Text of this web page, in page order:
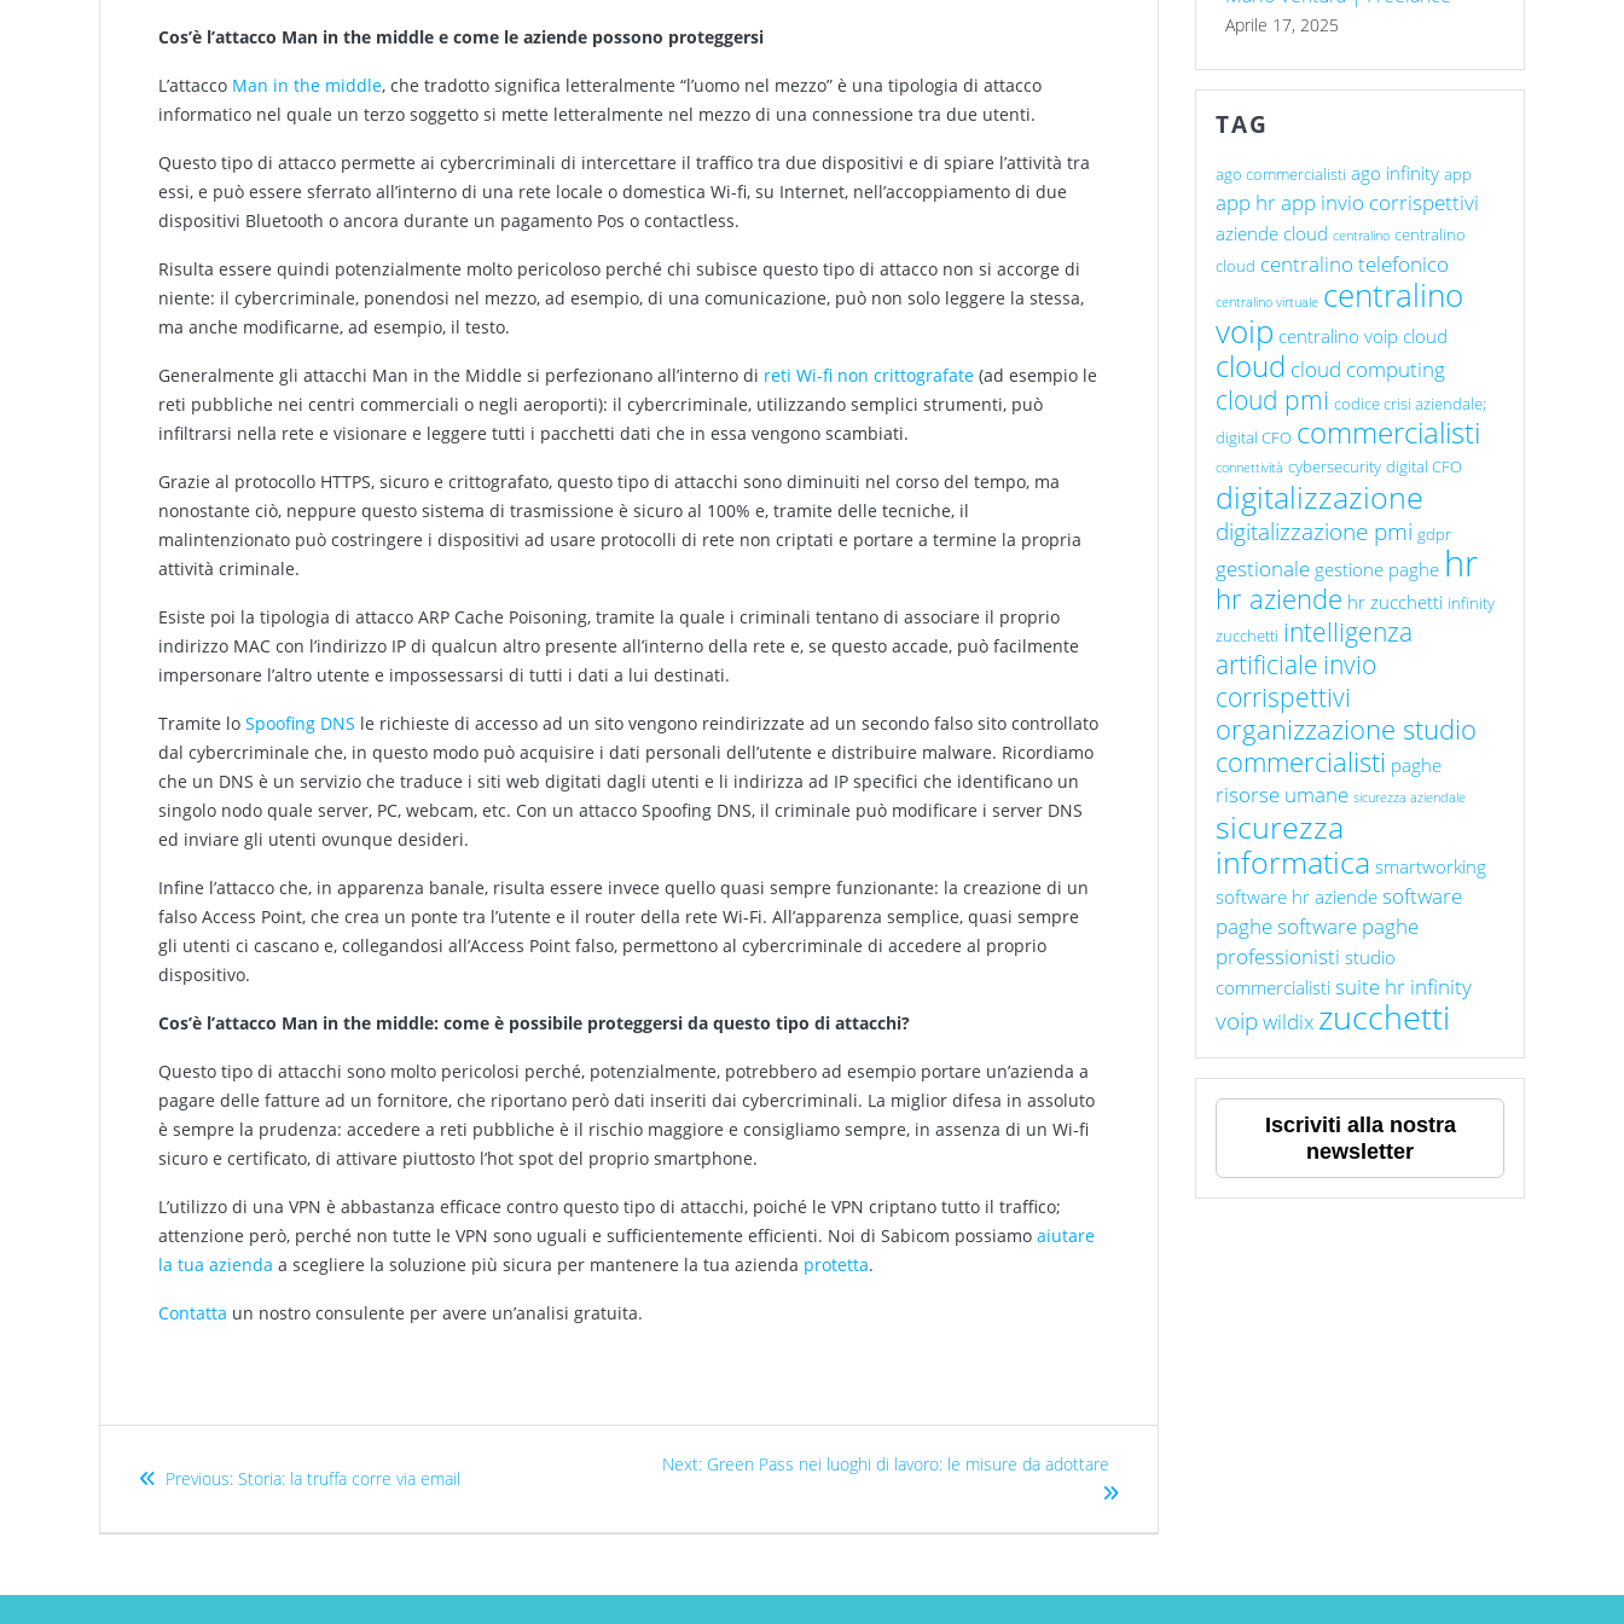
Cos’è l’attacco Man in the middle e come le aziende possono proteggersi
L’attacco Man in the middle, che tradotto significa letteralmente “l’uomo nel mezzo” è una tipologia di attacco
informatico nel quale un terzo soggetto si mette letteralmente nel mezzo di una connessione tra due utenti.
Questo tipo di attacco permette ai cybercriminali di intercettare il traffico tra due dispositivi e di spiare l’attività tra
essi, e può essere sferrato all’interno di una rete locale o domestica Wi-fi, su Internet, nell’accoppiamento di due
dispositivi Bluetooth o ancora durante un pagamento Pos o contactless.
Risulta essere quindi potenzialmente molto pericoloso perché chi subisce questo tipo di attacco non si accorge di
niente: il cybercriminale, ponendosi nel mezzo, ad esempio, di una comunicazione, può non solo leggere la stessa,
ma anche modificarne, ad esempio, il testo.
Generalmente gli attacchi Man in the Middle si perfezionano all’interno di reti Wi-fi non crittografate (ad esempio le
reti pubbliche nei centri commerciali o negli aeroporti): il cybercriminale, utilizzando semplici strumenti, può
infiltrarsi nella rete e visionare e leggere tutti i pacchetti dati che in essa vengono scambiati.
Grazie al protocollo HTTPS, sicuro e crittografato, questo tipo di attacchi sono diminuiti nel corso del tempo, ma
nonostante ciò, neppure questo sistema di trasmissione è sicuro al 100% e, tramite delle tecniche, il
malintenzionato può costringere i dispositivi ad usare protocolli di rete non criptati e portare a termine la propria
attività criminale.
Esiste poi la tipologia di attacco ARP Cache Poisoning, tramite la quale i criminali tentano di associare il proprio
indirizzo MAC con l’indirizzo IP di qualcun altro presente all’interno della rete e, se questo accade, può facilmente
impersonare l’altro utente e impossessarsi di tutti i dati a lui destinati.
Tramite loSpoofing DNS le richieste di accesso ad un sito vengono reindirizzate ad un secondo falso sito controllato
dal cybercriminale che, in questo modo può acquisire i dati personali dell’utente e distribuire malware. Ricordiamo
che un DNS è un servizio che traduce i siti web digitati dagli utenti e li indirizza ad IP specifici che identificano un
singolo nodo quale server, PC, webcam, etc. Con un attacco Spoofing DNS, il criminale può modificare i server DNS
ed inviare gli utenti ovunque desideri.
Infine l’attacco che, in apparenza banale, risulta essere invece quello quasi sempre funzionante: la creazione di un
falso Access Point, che crea un ponte tra l’utente e il router della rete Wi-Fi. All’apparenza semplice, quasi sempre
gli utenti ci cascano e, collegandosi all’Access Point falso, permettono al cybercriminale di accedere al proprio
dispositivo.
Cos’è l’attacco Man in the middle: come è possibile proteggersi da questo tipo di attacchi?
Questo tipo di attacchi sono molto pericolosi perché, potenzialmente, potrebbero ad esempio portare un’azienda a
pagare delle fatture ad un fornitore, che riportano però dati inseriti dai cybercriminali. La miglior difesa in assoluto
è sempre la prudenza: accedere a reti pubbliche è il rischio maggiore e consigliamo sempre, in assenza di un Wi-fi
sicuro e certificato, di attivare piuttosto l’hot spot del proprio smartphone.
L’utilizzo di una VPN è abbastanza efficace contro questo tipo di attacchi, poiché le VPN criptano tutto il traffico;
attenzione però, perché non tutte le VPN sono uguali e sufficientemente efficienti. Noi di Sabicom possiamoaiutare
la tua azienda a scegliere la soluzione più sicura per mantenere la tua azienda protetta.
Contatta un nostro consulente per avere un’analisi gratuita.
Previous: Storia: la truffa corre via email
Next: Green Pass nei luoghi di lavoro: le misure da adottare
Aprile 17, 2025
TAG
ago commercialisti ago infinity app
app hrapp invio corrispettivi
aziende cloud centralino centralino
cloud centralino telefonico
centralino virtuale centralino
voip centralino voip cloud
cloud cloud computing
cloud pmi codice crisi aziendale;
digital CFO commercialisti
connettività cybersecurity digital CFO
digitalizzazione
digitalizzazione pmi gdpr
gestionale gestione paghe hr
hr aziende hr zucchetti infinity
zucchetti intelligenza
artificiale invio
corrispettivi
organizzazione studio
commercialisti paghe
risorse umane sicurezza aziendale
sicurezza
informatica smartworking
software hr aziende software
paghesoftware paghe
professionisti studio
commercialisti suite hr infinity
voipwildix zucchetti
Iscriviti alla nostra
newsletter